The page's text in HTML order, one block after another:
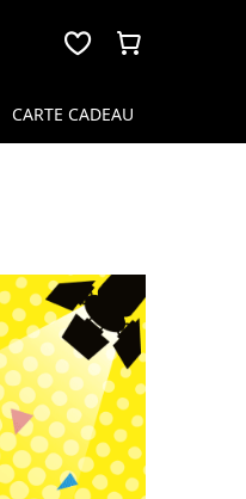
CARTE CADEAU